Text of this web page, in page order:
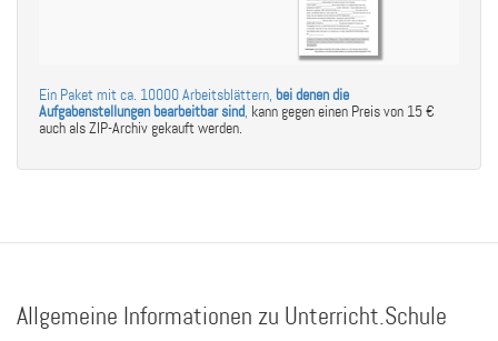
Ein Paket mit ca. 10000 Arbeitsblättern, bei denen die
Aufgabenstellungen bearbeitbar sind, kann gegen einen Preis von 15 €
auch als ZIP-Archiv gekauft werden.
Allgemeine Informationen zu Unterricht.Schule